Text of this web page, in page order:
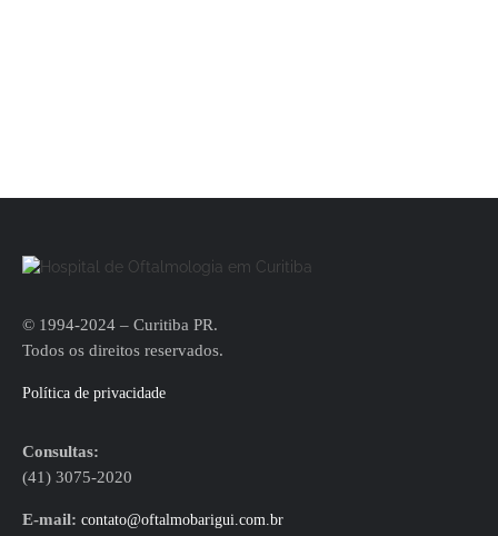
© 1994-2024 – Curitiba PR.
Todos os direitos reservados.
Política de privacidade
Consultas:
(41) 3075-2020
E-mail: contato@oftalmobarigui.com.br